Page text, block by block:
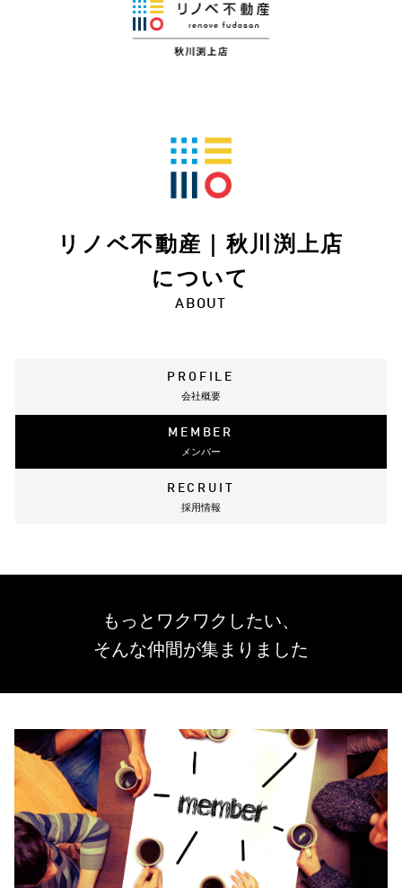
リノベ不動産｜秋川渕上店
について
ABOUT
PROFILE
会社概要
MEMBER
メンバー
RECRUIT
採用情報
もっとワクワクしたい、
そんな仲間が集まりました